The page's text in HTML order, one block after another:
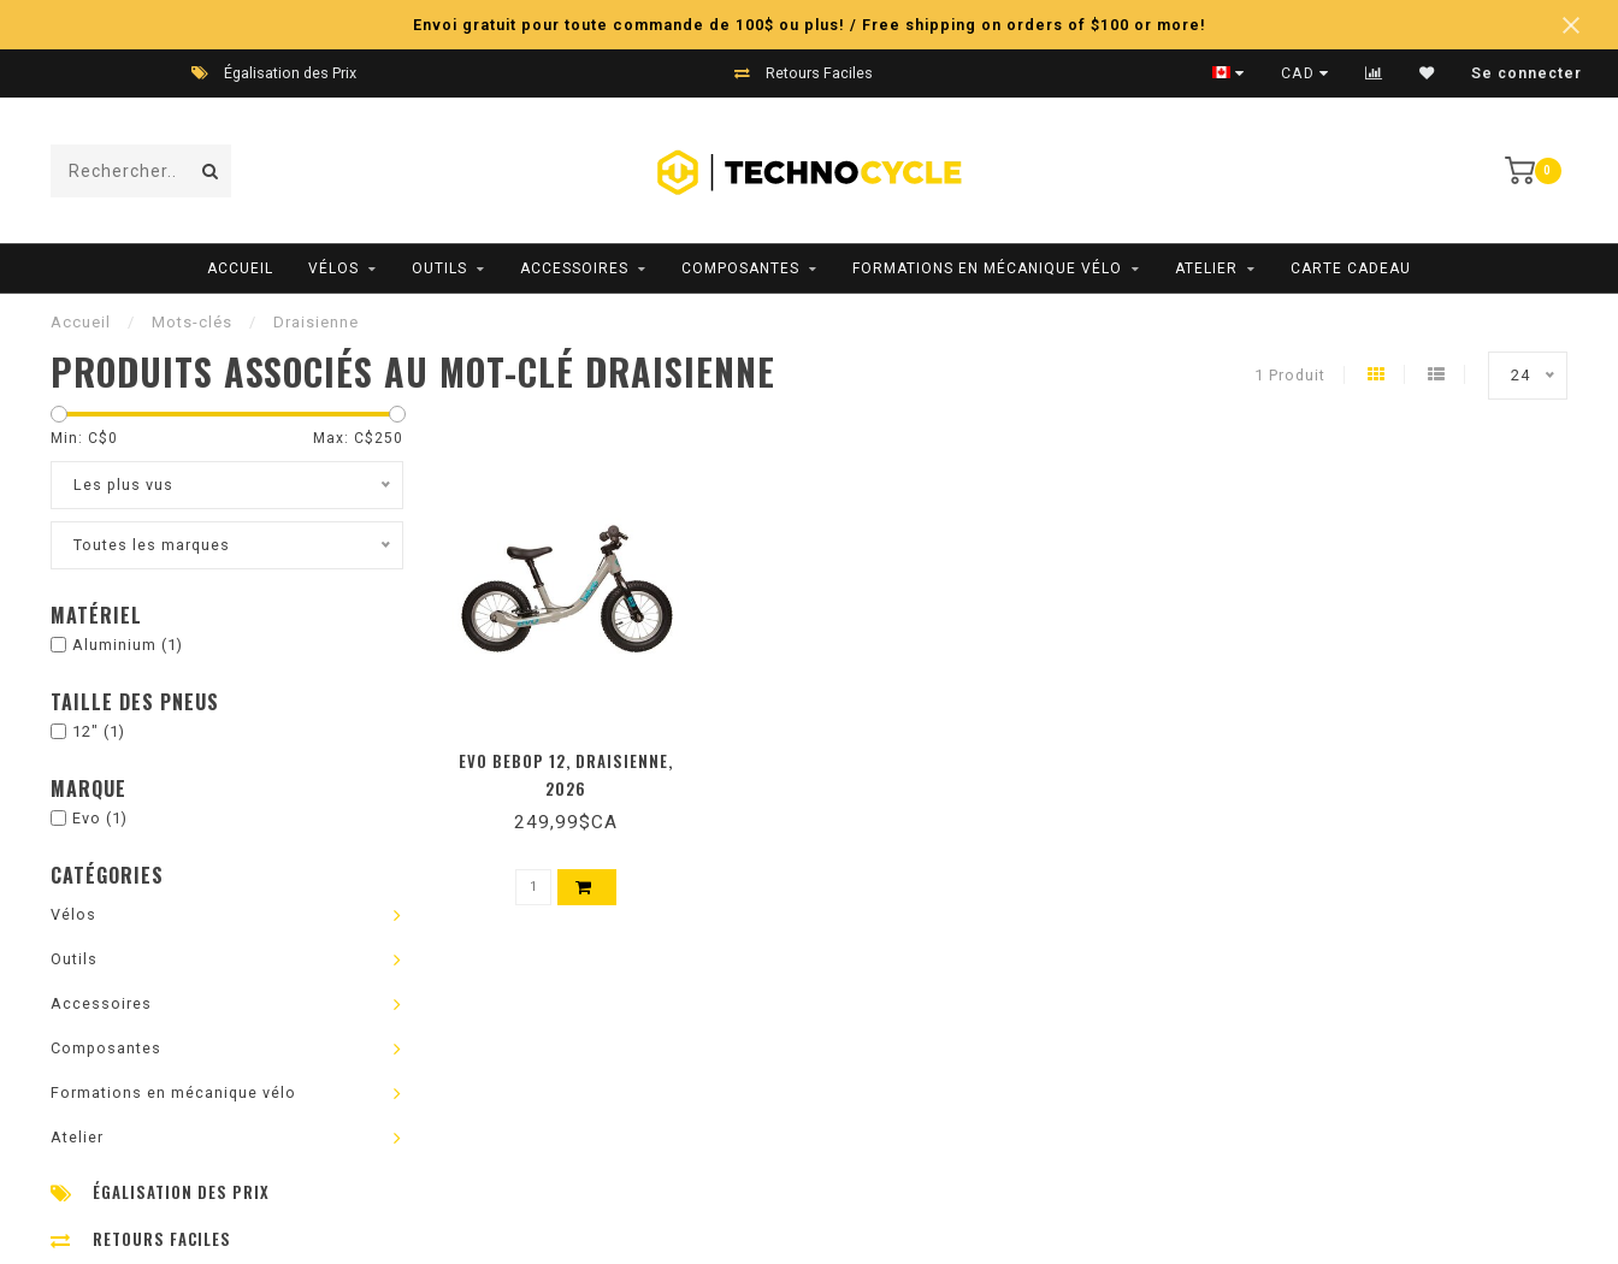
Envoi gratuit pour toute commande de 100$ ou plus! / Free shipping on orders of $100 or more!
Égalisation des Prix Retours Faciles Expédition Rapide
CAD Se connecter
0
ACCUEIL VÉLOS OUTILS ACCESSOIRES COMPOSANTES FORMATIONS EN MÉCANIQUE VÉLO ATELIER CARTE CADEAU
Accueil / Mots-clés / Draisienne
PRODUITS ASSOCIÉS AU MOT-CLÉ DRAISIENNE 1 Produit 24
Min: C$0 Max: C$ 250
Les plus vus
Toutes les marques
MATÉRIEL
Aluminium (1)
TAILLE DES PNEUS
12" (1)
MARQUE
Evo (1)
CATÉGORIES
Vélos
Outils
Accessoires
Composantes
Formations en mécanique vélo
Atelier
ÉGALISATION DES PRIX
RETOURS FACILES
EVO BEBOP 12, DRAISIENNE,
2026
249,99$CA